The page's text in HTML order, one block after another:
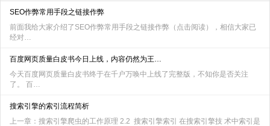
SEO作弊常用手段之链接作弊
前面我给大家介绍了SEO作弊常用手段之链接作弊（点击阅读），相信大家已
经对…
百度网页质量白皮书今日上线，内容仍然为王…
今天百度网页质量白皮书终于在千户万唤中上线了完整版，不知你是否关注
了。 百…
搜索引擎的索引流程简析
上一章：搜索引擎爬虫的工作原理 2.2 搜索引擎索引 在搜索引擎技 术中索引是